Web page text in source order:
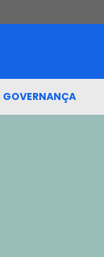
GOVERNANÇA